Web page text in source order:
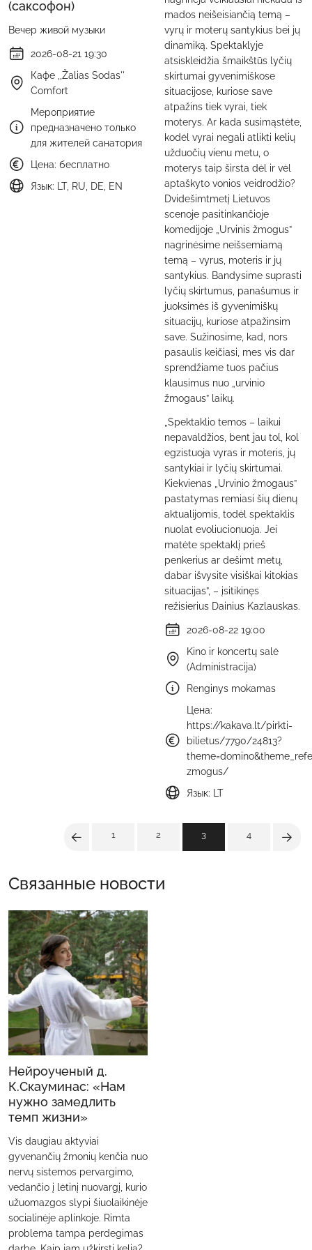
(саксофон)
Вечер живой музыки
2026-08-21 19:30
Кафе ,,Žalias Sodas''
Comfort
Мероприятие
предназначено только
для жителей санатория
Цена: бесплатно
Язык: LT, RU, DE, EN
mados neišeisiančią temą –
vyrų ir moterų santykius bei jų
dinamiką. Spektaklyje
atsiskleidžia šmaikštūs lyčių
skirtumai gyvenimiškose
situacijose, kuriose save
atpažins tiek vyrai, tiek
moterys. Ar kada susimąstėte,
kodėl vyrai negali atlikti kelių
užduočių vienu metu, o
moterys taip širsta dėl ir vėl
aptaškyto vonios veidrodžio?
Dvidešimtmetį Lietuvos
scenoje pasitinkančioje
komedijoje „Urvinis žmogus”
nagrinėsime neišsemiamą
temą – vyrus, moteris ir jų
santykius. Bandysime suprasti
lyčių skirtumus, panašumus ir
juoksimės iš gyvenimiškų
situacijų, kuriose atpažinsim
save. Sužinosime, kad, nors
pasaulis keičiasi, mes vis dar
sprendžiame tuos pačius
klausimus nuo „urvinio
žmogaus” laikų.
„Spektaklio temos – laikui
nepavaldžios, bent jau tol, kol
egzistuoja vyras ir moteris, jų
santykiai ir lyčių skirtumai.
Kiekvienas „Urvinio žmogaus”
pastatymas remiasi šių dienų
aktualijomis, todėl spektaklis
nuolat evoliucionuoja. Jei
matėte spektaklį prieš
penkerius ar dešimt metų,
dabar išvysite visiškai kitokias
situacijas”, – įsitikinęs
režisierius Dainius Kazlauskas.
2026-08-22 19:00
Kino ir koncertų salė
(Administracija)
Renginys mokamas
Цена:
https://kakava.lt/pirkti-
bilietus/7790/24813?
zmogus/
Язык: LT
1 2 3 4
Связанные новости
Нейроученый д.
К.Скауминас: «Нам
нужно замедлить
темп жизни»
Vis daugiau aktyviai
gyvenančių žmonių kenčia nuo
nervų sistemos pervargimo,
vedančio į lėtinį nuovargį, kurio
užuomazgos slypi šiuolaikinėje
socialinėje aplinkoje. Rimta
problema tampa perdegimas